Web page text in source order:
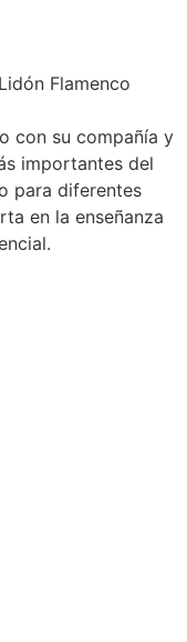
Flamenco
con su compañía y
importantes del
para diferentes
en la enseñanza